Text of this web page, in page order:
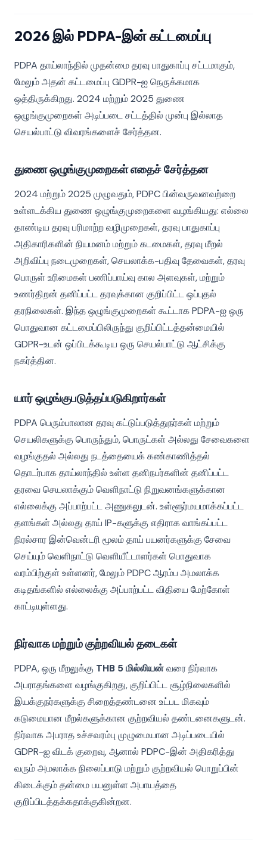
2026 இல் PDPA-இன் கட்டமைப்பு
PDPA தாய்லாந்தில் முதன்மை தரவு பாதுகாப்பு சட்டமாகும்,
மேலும் அதன் கட்டமைப்பு GDPR-ஐ நெருக்கமாக
ஒத்திருக்கிறது. 2024 மற்றும் 2025 துணை
ஒழுங்குமுறைகள் அடிப்படை சட்டத்தில் முன்பு இல்லாத
செயல்பாட்டு விவரங்களைச் சேர்த்தன.
துணை ஒழுங்குமுறைகள் எதைச் சேர்த்தன
2024 மற்றும் 2025 முழுவதும், PDPC பின்வருவனவற்றை
உள்ளடக்கிய துணை ஒழுங்குமுறைகளை வழங்கியது: எல்லை
தாண்டிய தரவு பரிமாற்ற வழிமுறைகள், தரவு பாதுகாப்பு
அதிகாரிகளின் நியமனம் மற்றும் கடமைகள், தரவு மீறல்
அறிவிப்பு நடைமுறைகள், செயலாக்க-பதிவு தேவைகள், தரவு
பொருள் உரிமைகள் பணிப்பாய்வு கால அளவுகள், மற்றும்
உணர்திறன் தனிப்பட்ட தரவுக்கான குறிப்பிட்ட ஒப்புதல்
தரநிலைகள். இந்த ஒழுங்குமுறைகள் கூட்டாக PDPA-ஐ ஒரு
பொதுவான கட்டமைப்பிலிருந்து குறிப்பிட்டத்தன்மையில்
GDPR-உடன் ஒப்பிடக்கூடிய ஒரு செயல்பாட்டு ஆட்சிக்கு
நகர்த்தின.
யார் ஒழுங்குபடுத்தப்படுகிறார்கள்
PDPA பெரும்பாலான தரவு கட்டுப்படுத்துநர்கள் மற்றும்
செயலிகளுக்கு பொருந்தும், பொருட்கள் அல்லது சேவைகளை
வழங்குதல் அல்லது நடத்தையைக் கண்காணித்தல்
தொடர்பாக தாய்லாந்தில் உள்ள தனிநபர்களின் தனிப்பட்ட
தரவை செயலாக்கும் வெளிநாட்டு நிறுவனங்களுக்கான
எல்லைக்கு அப்பாற்பட்ட அணுகலுடன். உள்ளூர்மயமாக்கப்பட்ட
தளங்கள் அல்லது தாய் IP-களுக்கு எதிராக வாங்கப்பட்ட
நிரல்சார இன்வென்டரி மூலம் தாய் பயனர்களுக்கு சேவை
செய்யும் வெளிநாட்டு வெளியீட்டாளர்கள் பொதுவாக
வரம்பிற்குள் உள்ளனர், மேலும் PDPC ஆரம்ப அமலாக்க
கடிதங்களில் எல்லைக்கு அப்பாற்பட்ட விதியை மேற்கோள்
காட்டியுள்ளது.
நிர்வாக மற்றும் குற்றவியல் தடைகள்
PDPA, ஒரு மீறலுக்கு THB 5 மில்லியன்வரை நிர்வாக
அபராதங்களை வழங்குகிறது, குறிப்பிட்ட சூழ்நிலைகளில்
இயக்குநர்களுக்கு சிறைத்தண்டனை உட்பட மிகவும்
கடுமையான மீறல்களுக்கான குற்றவியல் தண்டனைகளுடன்.
நிர்வாக அபராத உச்சவரம்பு முழுமையான அடிப்படையில்
GDPR-ஐ விடக் குறைவு, ஆனால் PDPC-இன் அதிகரித்து
வரும் அமலாக்க நிலைப்பாடு மற்றும் குற்றவியல் பொறுப்பின்
கிடைக்கும் தன்மை பயனுள்ள அபாயத்தை
குறிப்பிடத்தக்கதாக்குகின்றன.